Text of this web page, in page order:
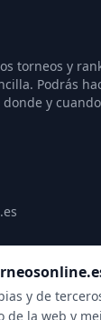
y de
de la web y
torneos y
Podrás
y